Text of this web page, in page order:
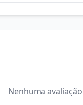
Nenhuma